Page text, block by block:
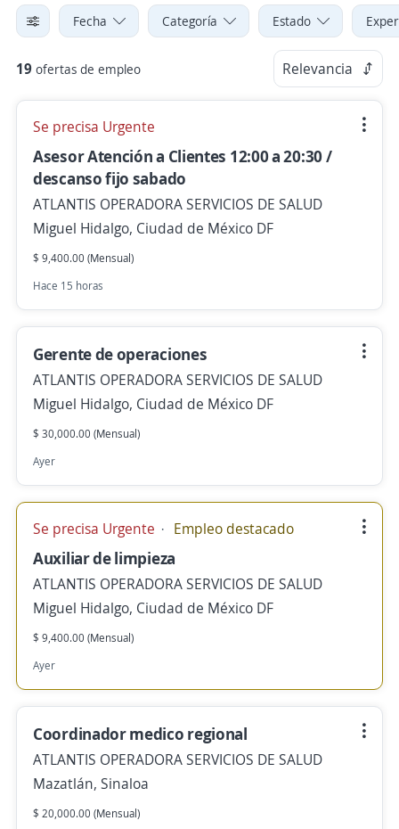
Fecha Categoría Estado
19 ofertas de empleo Relevancia
Se precisa Urgente
Asesor Atención a Clientes 12:00 a 20:30 /
descanso fijo sabado
ATLANTIS OPERADORA SERVICIOS DE SALUD
Miguel Hidalgo, Ciudad de México DF
$ 9,400.00 (Mensual)
Hace 15 horas
Gerente de operaciones
ATLANTIS OPERADORA SERVICIOS DE SALUD
Miguel Hidalgo, Ciudad de México DF
$ 30,000.00 (Mensual)
Ayer
Se precisa Urgente Empleo destacado
Auxiliar de limpieza
ATLANTIS OPERADORA SERVICIOS DE SALUD
Miguel Hidalgo, Ciudad de México DF
$ 9,400.00 (Mensual)
Ayer
Coordinador medico regional
ATLANTIS OPERADORA SERVICIOS DE SALUD
Mazatlán, Sinaloa
$ 20,000.00 (Mensual)